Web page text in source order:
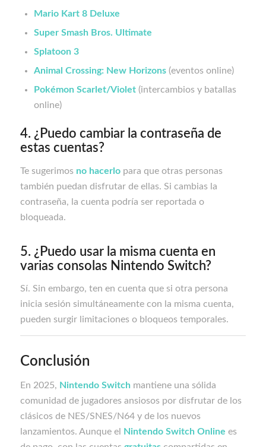
Mario Kart 8 Deluxe
Super Smash Bros. Ultimate
Splatoon 3
Animal Crossing: New Horizons(eventos online)
Pokémon Scarlet/Violet(intercambios y batallas
online)
4. ¿Puedo cambiar la contraseña de
estas cuentas?
Te sugerimos no hacerlopara que otras personas
también puedan disfrutar de ellas. Si cambias la
contraseña, la cuenta podría ser reportada o
bloqueada.
5. ¿Puedo usar la misma cuenta en
varias consolas Nintendo Switch?
Sí. Sin embargo, ten en cuenta que si otra persona
inicia sesión simultáneamente con la misma cuenta,
pueden surgir limitaciones o bloqueos temporales.
Conclusión
En 2025, Nintendo Switch mantiene una sólida
comunidad de jugadores ansiosos por disfrutar de los
clásicos de NES/SNES/N64 y de los nuevos
lanzamientos. Aunque el Nintendo Switch Online es